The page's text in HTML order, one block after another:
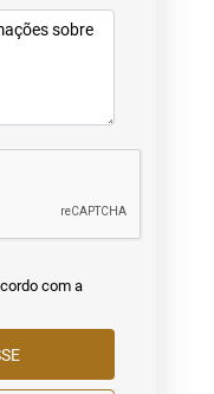
com a